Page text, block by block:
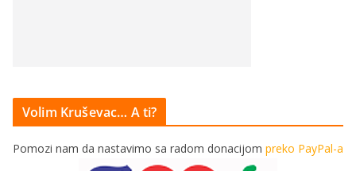
Volim Kruševac… A ti?
Pomozi nam da nastavimo sa radom donacijom preko PayPal-a